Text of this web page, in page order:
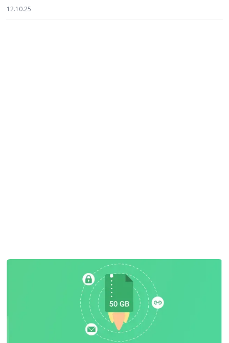
12.10.25